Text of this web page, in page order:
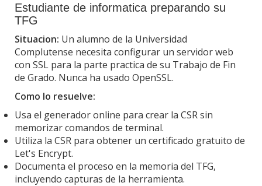
Estudiante de informatica preparando su
TFG
Situacion: Un alumno de la Universidad
Complutense necesita configurar un servidor web
con SSL para la parte practica de su Trabajo de Fin
de Grado. Nunca ha usado OpenSSL.
Como lo resuelve:
Usa el generador online para crear la CSR sin
memorizar comandos de terminal.
Utiliza la CSR para obtener un certificado gratuito de
Let's Encrypt.
Documenta el proceso en la memoria del TFG,
incluyendo capturas de la herramienta.